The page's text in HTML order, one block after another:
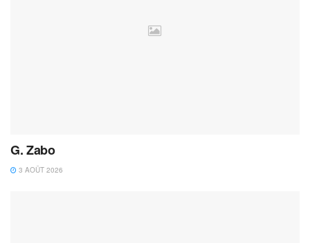
G. Zabo
3 AOÛT 2026